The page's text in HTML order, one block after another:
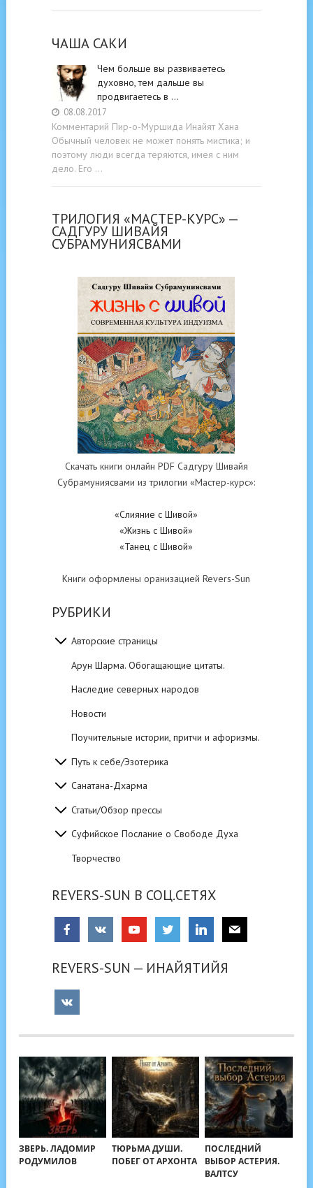
ЧАША САКИ
Чем больше вы развиваетесь
духовно, тем дальше вы
продвигаетесь в …
08.08.2017
Комментарий Пир-о-Муршида Инайят Хана
Обычный человек не может понять мистика; и
поэтому люди всегда теряются, имея с ним
дело. Его …
ТРИЛОГИЯ «МАСТЕР-КУРС» —
САДГУРУ ШИВАЙЯ
СУБРАМУНИЯСВАМИ
Скачать книги онлайн PDF Садгуру Шивайя
Субрамуниясвами из трилогии «Мастер-курс»:
«Слияние с Шивой»
«Жизнь с Шивой»
«Танец с Шивой»
Книги оформлены оранизацией Revers-Sun
РУБРИКИ
Авторские страницы
Арун Шарма. Обогащающие цитаты.
Наследие северных народов
Новости
Поучительные истории, притчи и афоризмы.
Путь к себе/Эзотерика
Санатана-Дхарма
Статьи/Обзор прессы
Суфийское Послание о Свободе Духа
Творчество
REVERS-SUN В СОЦ.СЕТЯХ
REVERS-SUN — ИНАЙЯТИЙЯ
ЗВЕРЬ. ЛАДОМИР
РОДУМИЛОВ
ТЮРЬМА ДУШИ.
ПОБЕГ ОТ АРХОНТА
ПОСЛЕДНИЙ
ВЫБОР АСТЕРИЯ.
ВАЛТСУ